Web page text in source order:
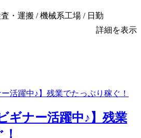
・運搬 / 機械系工場 / 日勤
詳細を表示
ギナー活躍中♪】残業